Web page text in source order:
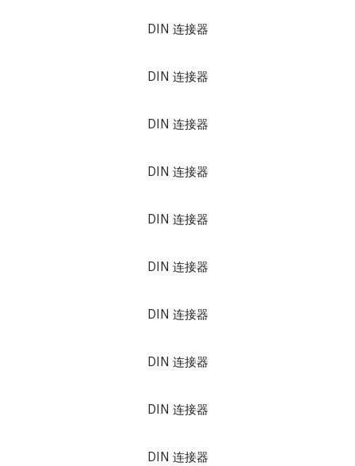
DIN 连接器
DIN 连接器
DIN 连接器
DIN 连接器
DIN 连接器
DIN 连接器
DIN 连接器
DIN 连接器
DIN 连接器
DIN 连接器